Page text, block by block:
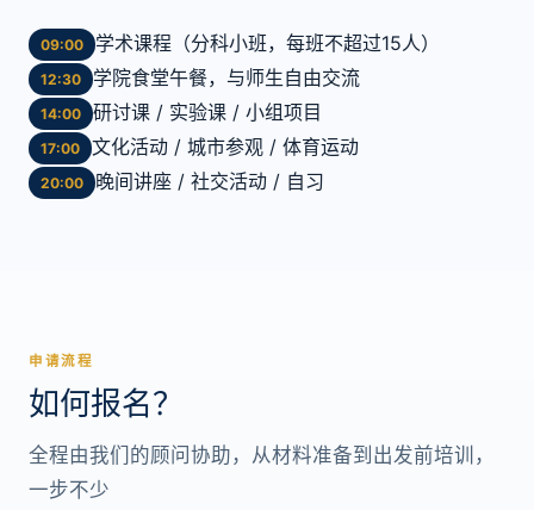
09:00 学术课程（分科小班，每班不超过15人）
12:30 学院食堂午餐，与师生自由交流
14:00 研讨课 / 实验课 / 小组项目
17:00 文化活动 / 城市参观 / 体育运动
20:00 晚间讲座 / 社交活动 / 自习
申请流程
如何报名？
全程由我们的顾问协助，从材料准备到出发前培训，
一步不少